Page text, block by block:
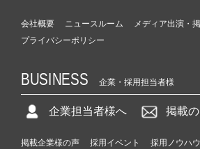
会社概要 ニュースルーム
メディア出演・
プライバシーポリシー
BUSINESS 企業・採用担当者様
企業担当者様へ 掲載
掲載企業様の声 採用イベント 採用ノウハウ